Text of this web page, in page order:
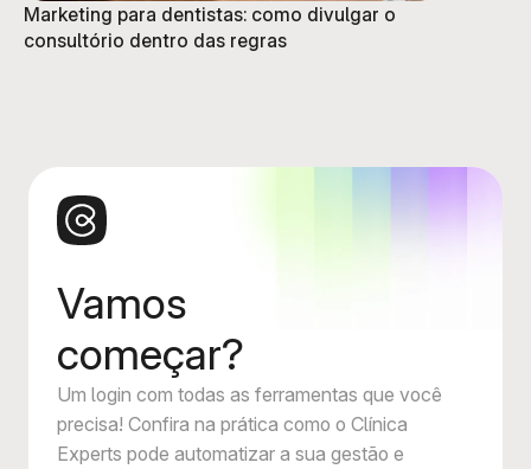
Marketing para dentistas: como divulgar o
consultório dentro das regras
Vamos
começar?
Um login com todas as ferramentas que você
precisa! Confira na prática como o Clínica
Experts pode automatizar a sua gestão e